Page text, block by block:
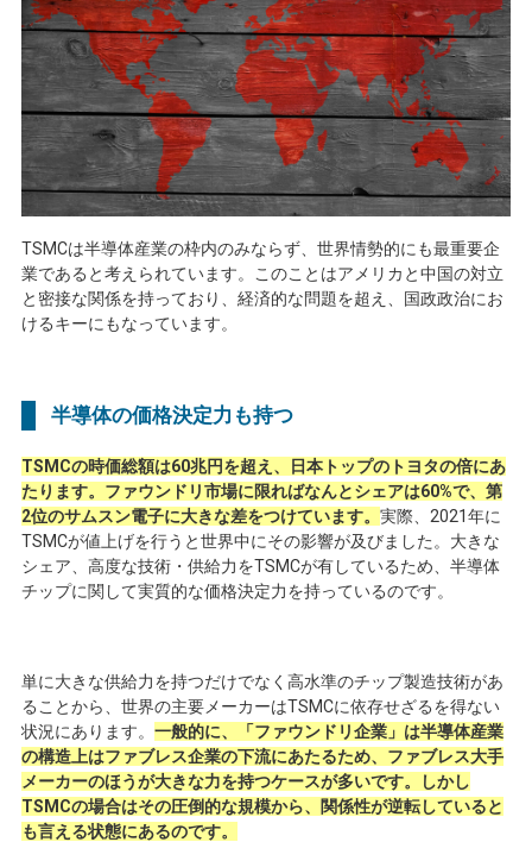
TSMCは半導体産業の枠内のみならず、世界情勢的にも最重要企
業であると考えられています。このことはアメリカと中国の対立
と密接な関係を持っており、経済的な問題を超え、国政政治にお
けるキーにもなっています。
半導体の価格決定力も持つ
TSMCの時価総額は60兆円を超え、日本トップのトヨタの倍にあ
たります。ファウンドリ市場に限ればなんとシェアは60%で、第
2位のサムスン電子に大きな差をつけています。 実際、 2021年に
TSMCが値上げを行うと世界中にその影響が及びました。大きな
シェア、高度な技術・供給力をTSMCが有しているため、半導体
チップに関して実質的な価格決定力を持っているのです。
単に大きな供給力を持つだけでなく高水準のチップ製造技術があ
ることから、世界の主要メーカーはTSMCに依存せざるを得ない
状況にあります。 一般的に、「ファウンドリ企業」は半導体産業
の構造上はファブレス企業の下流にあたるため、ファブレス大手
メーカーのほうが大きな力を持つケースが多いです。しかし
TSMCの場合はその圧倒的な規模から、関係性が逆転していると
も言える状態にあるのです。